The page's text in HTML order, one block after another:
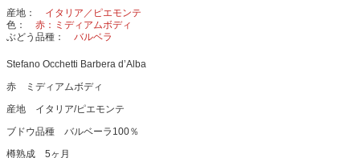
産地
イタリア／ピエモンテ
色
赤：ミディアムボディ
ぶどう品種
バルベラ
Stefano Occhetti Barbera d’Alba
赤 ミディアムボディ
産地 イタリア/ピエモンテ
ブドウ品種 バルベーラ100％
樽熟成 5ヶ月